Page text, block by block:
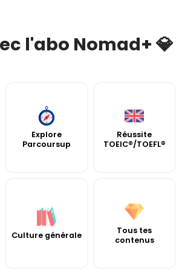
l'abo Nomad+ 💎
Explore
Parcoursup
Réussite
TOEIC®/TOEFL®
Culture générale
Tous tes
contenus